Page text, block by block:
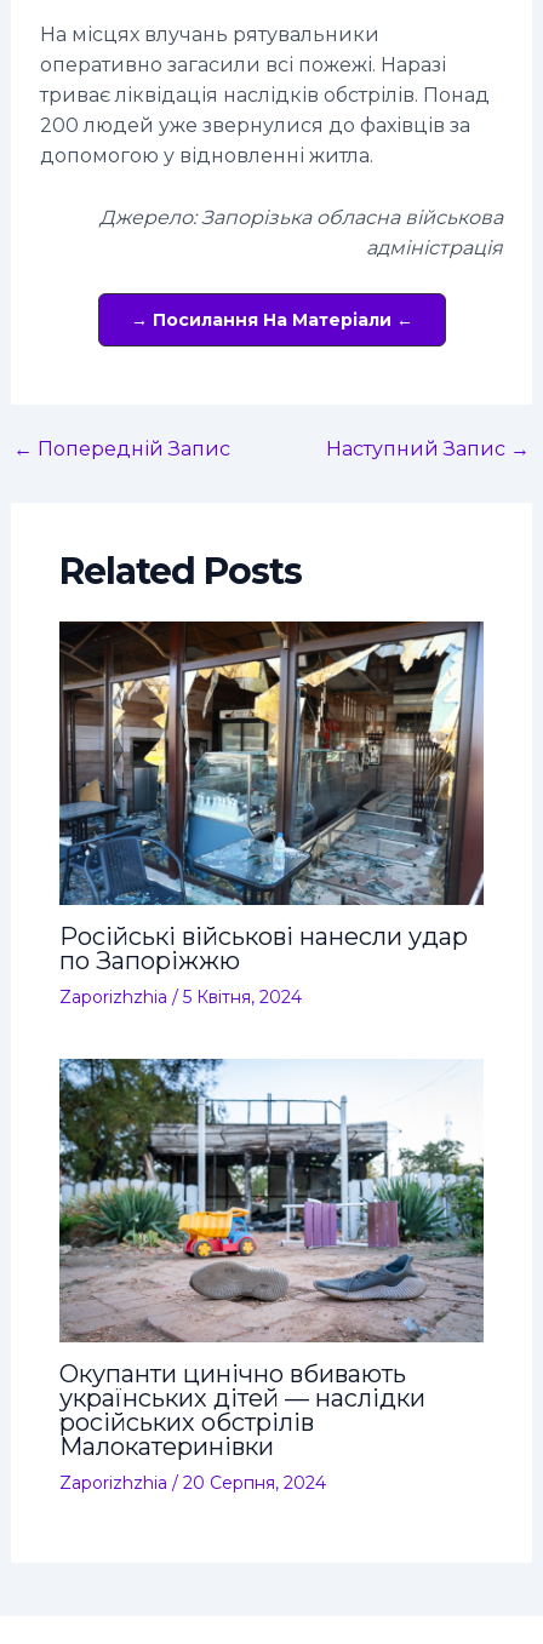
На місцях влучань рятувальники
оперативно загасили всі пожежі. Наразі
триває ліквідація наслідків обстрілів. Понад
200 людей уже звернулися до фахівців за
допомогою у відновленні житла.
Джерело: Запорізька обласна військова
адміністрація
→ Посилання На Матеріали ←
← Попередній Запис Наступний Запис →
Related Posts
Російські військові нанесли удар
по Запоріжжю
Zaporizhzhia / 5 Квітня, 2024
Окупанти цинічно вбивають
українських дітей — наслідки
російських обстрілів
Малокатеринівки
Zaporizhzhia / 20 Серпня, 2024